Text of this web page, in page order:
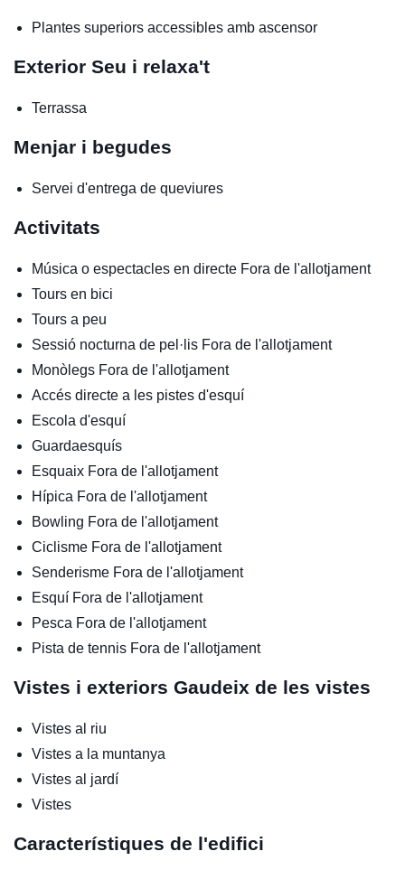
Plantes superiors accessibles amb ascensor
Exterior Seu i relaxa't
Terrassa
Menjar i begudes
Servei d'entrega de queviures
Activitats
Música o espectacles en directe Fora de l'allotjament
Tours en bici
Tours a peu
Sessió nocturna de pel·lis Fora de l'allotjament
Monòlegs Fora de l'allotjament
Accés directe a les pistes d'esquí
Escola d'esquí
Guardaesquís
Esquaix Fora de l'allotjament
Hípica Fora de l'allotjament
Bowling Fora de l'allotjament
Ciclisme Fora de l'allotjament
Senderisme Fora de l'allotjament
Esquí Fora de l'allotjament
Pesca Fora de l'allotjament
Pista de tennis Fora de l'allotjament
Vistes i exteriors Gaudeix de les vistes
Vistes al riu
Vistes a la muntanya
Vistes al jardí
Vistes
Característiques de l'edifici